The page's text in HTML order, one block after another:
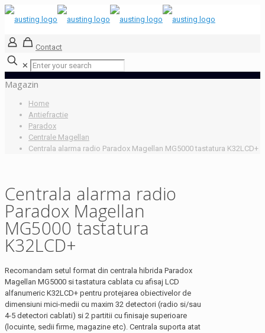
Contact
✕
Magazin
Home
Antiefractie
Paradox
Centrale Magellan
Centrala alarma radio Paradox Magellan MG5000 tastatura K32LCD+
Centrala alarma radio
Paradox Magellan
MG5000 tastatura
K32LCD+
Recomandam setul format din centrala hibrida Paradox
Magellan MG5000 si tastatura cablata cu afisaj LCD
alfanumeric K32LCD+ pentru protejarea obiectivelor de
dimensiuni mici-medii cu maxim 32 detectori (radio si/sau
4-5 detectori cablati) si 2 partitii cu finisaje superioare
(locuinte, sedii firme, magazine etc). Centrala suporta atat